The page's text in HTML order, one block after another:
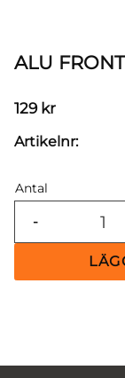
ALU
129kr
Antal
-
Artikelnr